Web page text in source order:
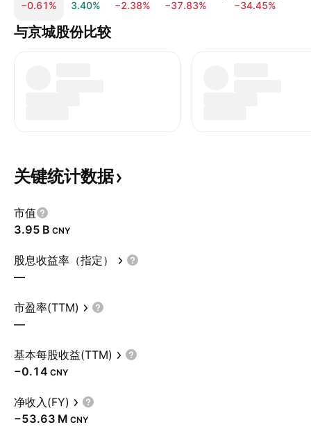
−0.61%
3.40%
−2.38%
−37.83%
−34.45%
与京城股份比较
关键统计数据
市值
‪3.95 B‬ CNY
股息收益率（指定）
—
市盈率(TTM)
—
基本每股收益(TTM)
−0.14 CNY
净收入(FY)
‪−53.63 M‬ CNY